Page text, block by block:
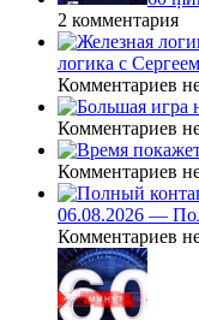
2 комментария
логика с
Комментариев
Комментариев
Комментариев
06.08.2026 —
Комментариев